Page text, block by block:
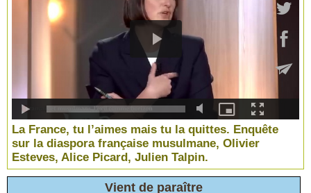
La France, tu l’aimes mais tu la quittes. Enquête
sur la diaspora française musulmane, Olivier
Esteves, Alice Picard, Julien Talpin.
Vient de paraître